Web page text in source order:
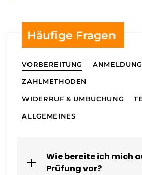
Häufige Fragen
VORBEREITUNG ANMELDUNG
ZAHLMETHODEN
WIDERRUF & UMBUCHUNG
ALLGEMEINES
Wie bereite ich mich
Prüfung vor?